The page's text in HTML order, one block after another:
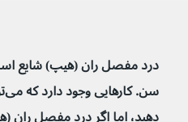
درد مفصل ران (هیپ) شایع